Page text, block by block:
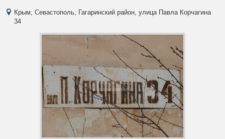
Крым, Севастополь, Гагаринский район, улица Павла Корчагина
34